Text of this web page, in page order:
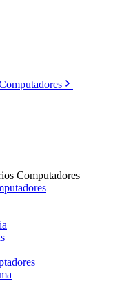
Computadores